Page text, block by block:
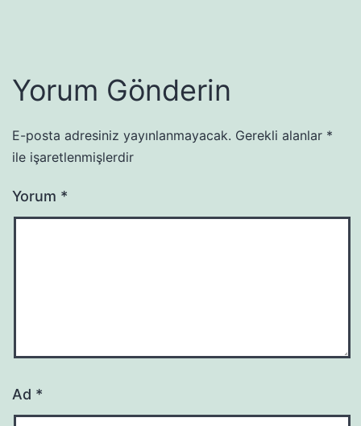
Yorum Gönderin
E-posta adresiniz yayınlanmayacak. Gerekli alanlar *
ile işaretlenmişlerdir
Yorum *
Ad *